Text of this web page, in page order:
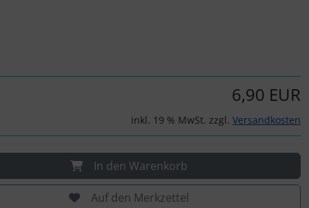
6,90 EUR
inkl. 19 % MwSt. zzgl. Versandkosten
In den Warenkorb
Auf den Merkzettel